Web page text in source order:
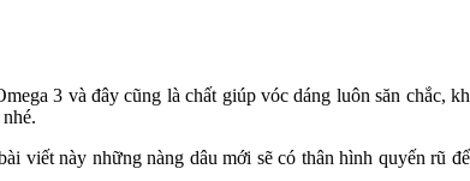
3 và đây cũng là chất giúp vóc dáng luôn săn chắc,
viết này những nàng dâu mới sẽ có thân hình quyến rũ